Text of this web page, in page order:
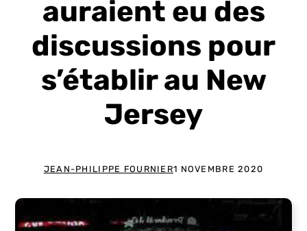
auraient eu des
discussions pour
s’établir au New
Jersey
JEAN-PHILIPPE FOURNIER1 NOVEMBRE 2020